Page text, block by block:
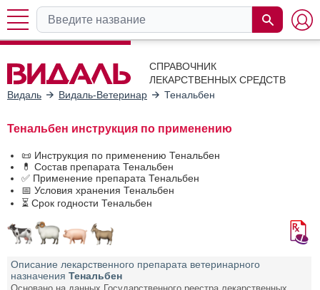
СПРАВОЧНИК
ЛЕКАРСТВЕННЫХ СРЕДСТВ
Видаль
Видаль-Ветеринар Тенальбен
Тенальбен инструкция по применению
📜 Инструкция по применению Тенальбен
💊 Состав препарата Тенальбен
✅ Применение препарата Тенальбен
📅 Условия хранения Тенальбен
⏳ Срок годности Тенальбен
Описание лекарственного препарата ветеринарного
назначения Тенальбен